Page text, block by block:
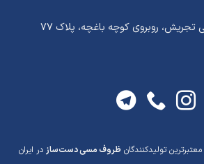
تجریش، روبروی کوچه باغچه، پلاک ۷۷
تولیدکنندگان ظروف مسی دست‌ساز در ایران